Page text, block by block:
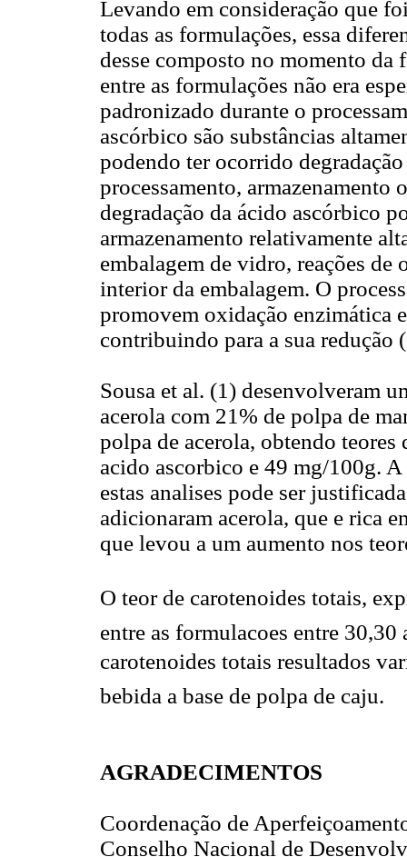
Levando em consideração que
todas as formulações, essa
desse composto no momento da
entre as formulações não era
padronizado durante o
ascórbico são substâncias
podendo ter ocorrido
processamento, armazenamento
degradação da ácido ascórbico
armazenamento relativamente
embalagem de vidro, reações
interior da embalagem. O
promovem oxidação enzimática
contribuindo para a sua redução
Sousa et al. (1) desenvolveram
acerola com 21% de polpa de
polpa de acerola, obtendo
acido ascorbico e 49 mg/100g.
estas analises pode ser
adicionaram acerola, que e rica
que levou a um aumento nos
O teor de carotenoides totais,
entre as formulacoes entre
carotenoides totais resultados
bebida a base de polpa de caju.
AGRADECIMENTOS
Coordenação de
Conselho Nacional de